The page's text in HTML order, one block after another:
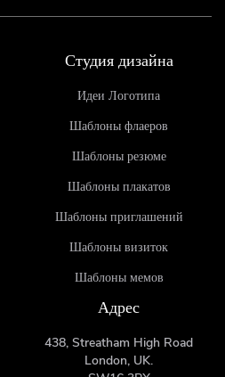
Студия дизайна
Идеи Логотипа
Шаблоны флаеров
Шаблоны резюме
Шаблоны плакатов
Шаблоны приглашений
Шаблоны визиток
Шаблоны мемов
Адрес
438, Streatham High Road
London, UK.